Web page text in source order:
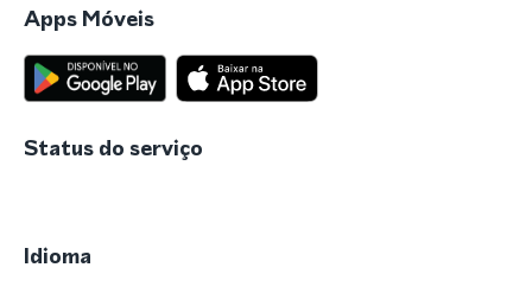
Apps Móveis
Status do serviço
Idioma